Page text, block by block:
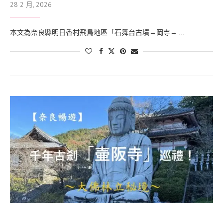
28 2 月, 2026
本文為奈良縣明日香村飛鳥地區「石舞台古墳→岡寺→ …